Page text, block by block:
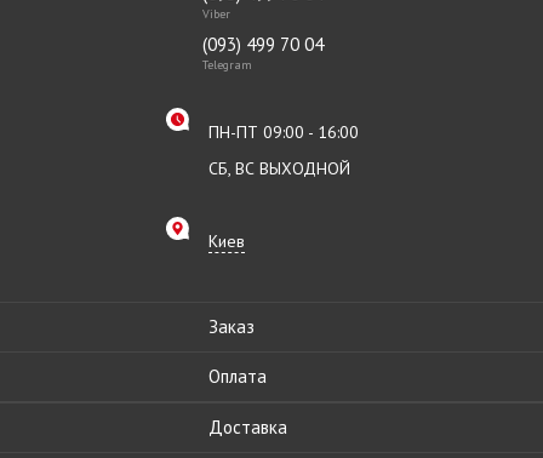
Viber
(093) 499 70 04
Telegram
ПН-ПТ 09:00 - 16:00
СБ, ВС ВЫХОДНОЙ
Киев
Заказ
Оплата
Доставка